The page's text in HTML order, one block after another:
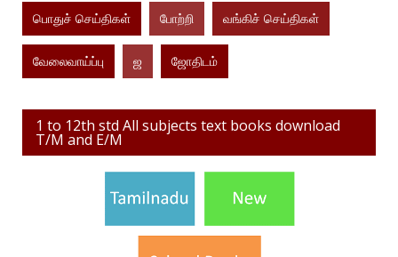
பொதுச் செய்திகள் போற்றி வங்கிச் செய்திகள்
வேலைவாய்ப்பு ஜ ஜோதிடம்
1 to 12th std All subjects text books download
T/M and E/M